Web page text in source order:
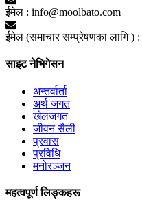
ईमेल : info@moolbato.com
ईमेल (समाचार सम्प्रेषणका लागि ) :
साइट नेभिगेसन
अन्तर्वार्ता
अर्थ जगत
खेलजगत
जीवन सैली
प्रवास
प्रविधि
मनोरञ्जन
महत्वपूर्ण लिङ्कहरू